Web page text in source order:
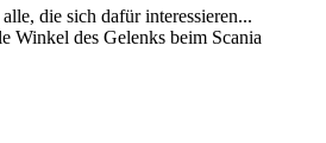
die sich dafür interessieren...
Winkel des Gelenks beim Scania